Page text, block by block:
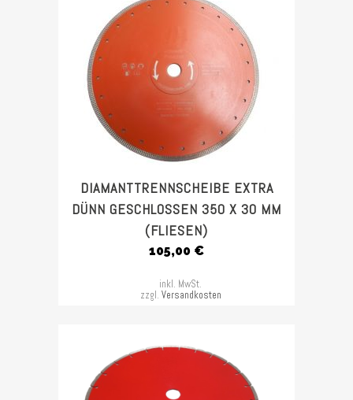
DIAMANTTRENNSCHEIBE EXTRA
DÜNN GESCHLOSSEN 350 X 30 MM
(FLIESEN)
105,00 €
inkl. MwSt.
zzgl. Versandkosten